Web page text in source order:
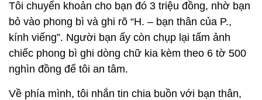
Tôi chuyển khoản cho bạn đó 3 triệu đồng, nhờ bạn
bỏ vào phong bì và ghi rõ “H. – bạn thân của P.,
kính viếng”. Người bạn ấy còn chụp lại tấm ảnh
chiếc phong bì ghi dòng chữ kia kèm theo 6 tờ 500
nghìn đồng để tôi an tâm.
Về phía mình, tôi nhắn tin chia buồn với bạn thân,